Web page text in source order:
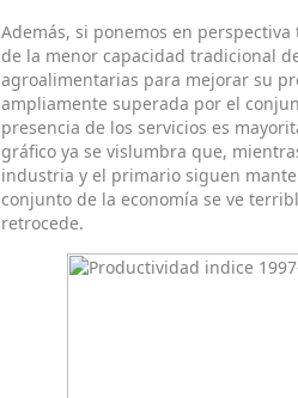
Además, si ponemos en
de la menor capacidad tradicional
agroalimentarias para mejorar su
ampliamente superada por el
presencia de los servicios es
gráfico ya se vislumbra que,
industria y el primario siguen
conjunto de la economía se ve
retrocede.